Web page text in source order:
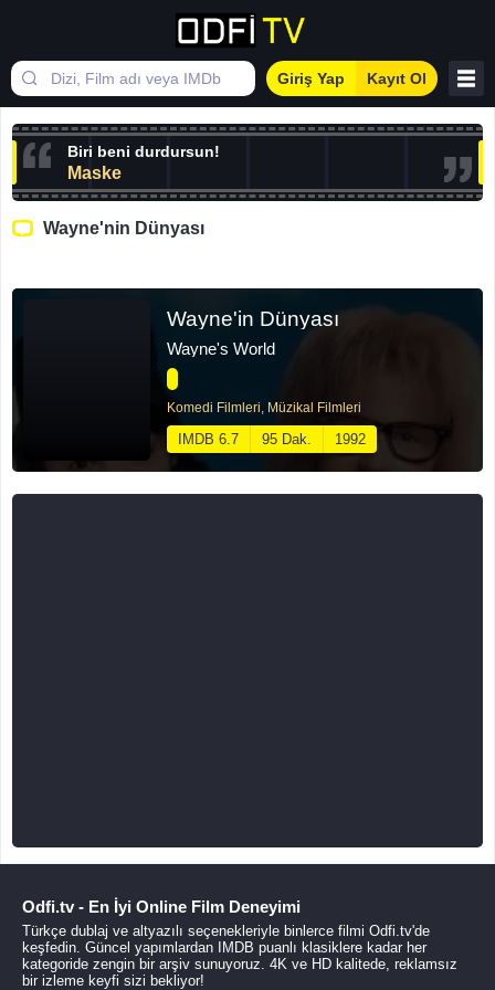
Giriş Yap Kayıt Ol
Biri beni durdursun!
Maske
Wayne'nin Dünyası
Wayne'in Dünyası
Wayne's World
Komedi Filmleri, Müzikal Filmleri
IMDB 6.7 95 Dak. 1992
Odfi.tv - En İyi Online Film Deneyimi
Türkçe dublaj ve altyazılı seçenekleriyle binlerce filmi Odfi.tv'de
keşfedin. Güncel yapımlardan IMDB puanlı klasiklere kadar her
kategoride zengin bir arşiv sunuyoruz. 4K ve HD kalitede, reklamsız
bir izleme keyfi sizi bekliyor!